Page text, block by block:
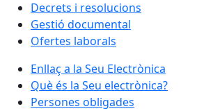
Decrets i resolucions
Gestió documental
Ofertes laborals
Enllaç a la Seu Electrònica
Què és la Seu electrònica?
Persones obligades